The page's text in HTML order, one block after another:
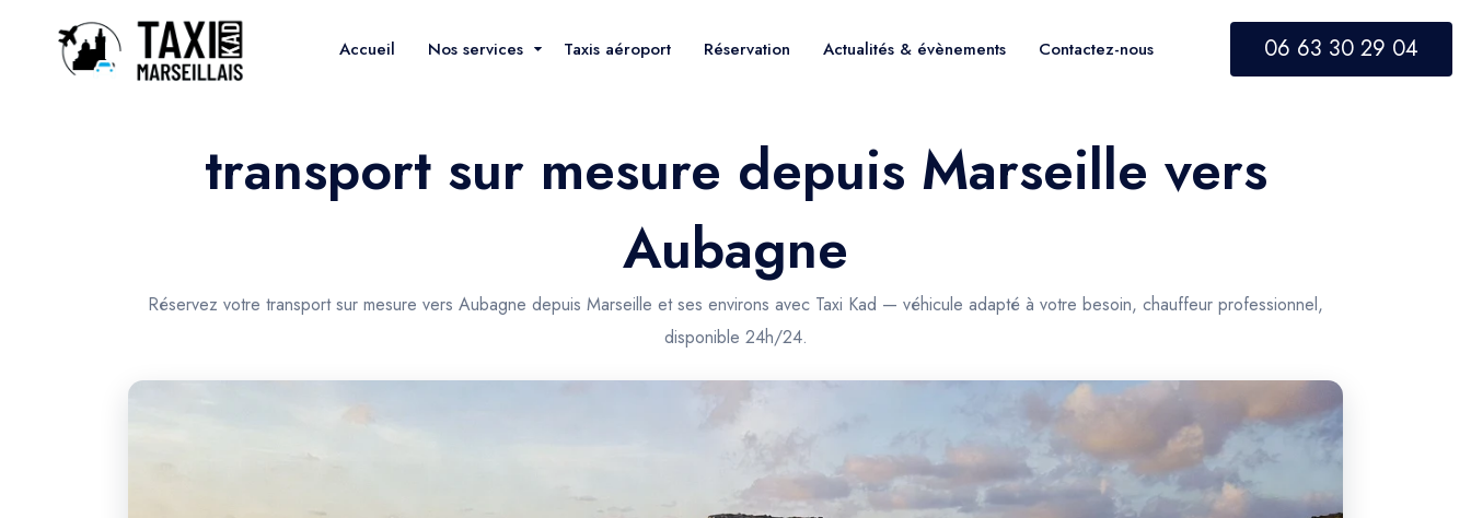
Accueil Nos services Taxis aéroport Réservation Actualités & évènements Contactez-nous 06 63 30 29 04
transport sur mesure depuis Marseille vers
Aubagne
Réservez votre transport sur mesure vers Aubagne depuis Marseille et ses environs avec Taxi Kad — véhicule adapté à votre besoin, chauffeur professionnel,
disponible 24h/24.